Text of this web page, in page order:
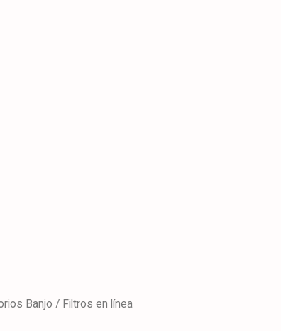
Banjo / Filtros en línea